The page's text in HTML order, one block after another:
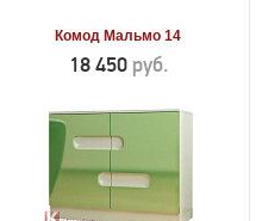
Комод Мальмо 14
18 450 руб.